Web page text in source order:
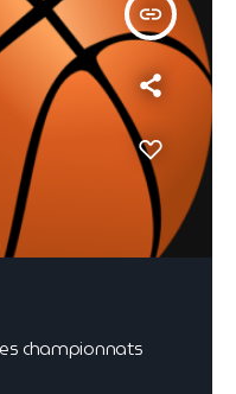
insert_link
championnats